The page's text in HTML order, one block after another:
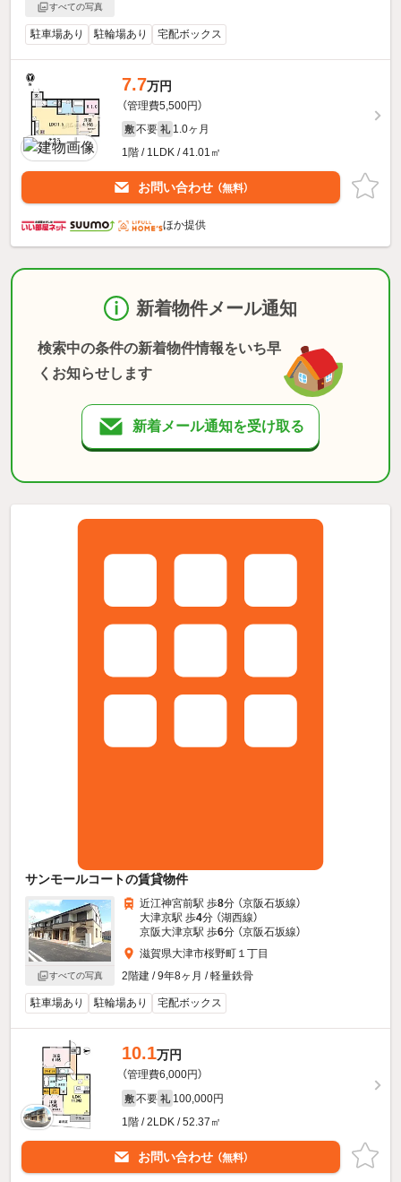
すべての写真
駐車場あり 駐輪場あり 宅配ボックス
7.7万円
（管理費5,500円）
敷 不要 礼 1.0ヶ月
1階 / 1LDK / 41.01㎡
お問い合わせ （無料）
ほか提供
新着物件メール通知
検索中の条件の新着物件情報をいち早
くお知らせします
新着メール通知を受け取る
サンモールコートの賃貸物件
すべての写真
近江神宮前駅 歩8分 （京阪石坂線）
大津京駅 歩4分 （湖西線）
京阪大津京駅 歩6分 （京阪石坂線）
滋賀県大津市桜野町１丁目
2階建 / 9年8ヶ月 / 軽量鉄骨
駐車場あり 駐輪場あり 宅配ボックス
10.1万円
（管理費6,000円）
敷 不要 礼 100,000円
1階 / 2LDK / 52.37㎡
お問い合わせ （無料）